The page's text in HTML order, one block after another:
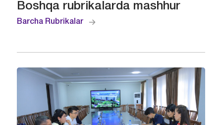
Boshqa rubrikalarda mashhur
Barcha Rubrikalar